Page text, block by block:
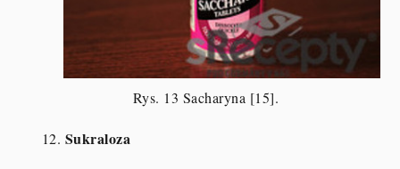
Rys. 13 Sacharyna [15].
12. Sukraloza